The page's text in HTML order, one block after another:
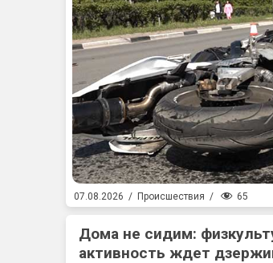
07.08.2026 / Происшествия / 65
Дома не сидим:
активность ждет